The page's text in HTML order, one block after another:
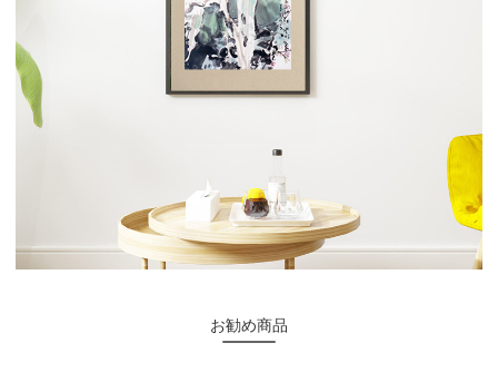
お勧め商品